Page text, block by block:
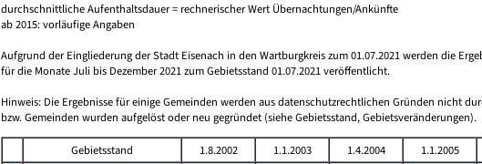
durchschnittliche Aufenthaltsdauer = rechnerischer Wert Übernachtungen/Ankünfte
ab 2015: vorläufige Angaben
Aufgrund der Eingliederung der Stadt Eisenach in den Wartburgkreis zum 01.07.2021 werden die
für die Monate Juli bis Dezember 2021 zum Gebietsstand 01.07.2021 veröffentlicht.
Hinweis: Die Ergebnisse für einige Gemeinden werden aus datenschutzrechtlichen Gründen nicht
bzw. Gemeinden wurden aufgelöst oder neu gegründet (siehe Gebietsstand, Gebietsveränderungen).
Gebietsstand 1.8.2002 1.1.2003 1.4.2004 1.1.2005